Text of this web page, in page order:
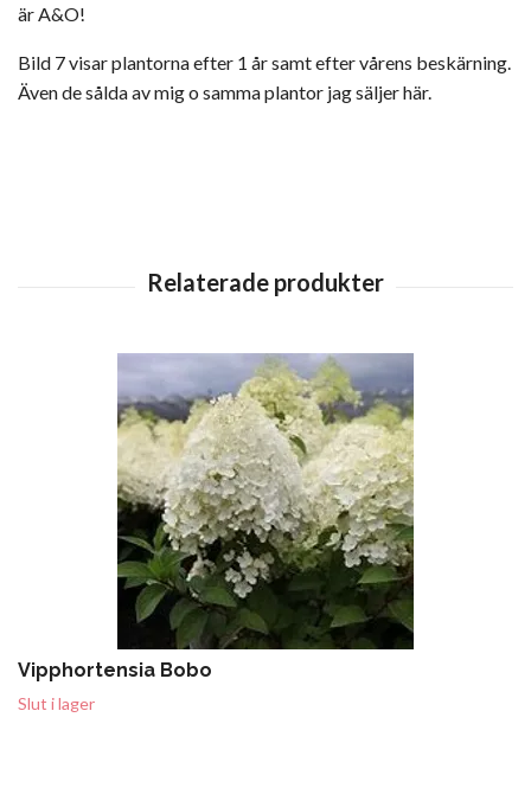
är A&O!
Bild 7 visar plantorna efter 1 år samt efter vårens beskärning.
Även de sålda av mig o samma plantor jag säljer här.
Vipphortensia Bobo
Slut i lager